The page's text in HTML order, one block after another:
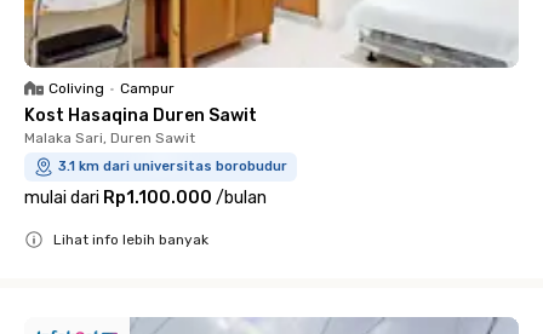
Coliving • Campur
Kost Hasaqina Duren Sawit
Malaka Sari, Duren Sawit
3.1 km dari universitas borobudur
mulai dari Rp1.100.000 /bulan
Lihat info lebih banyak